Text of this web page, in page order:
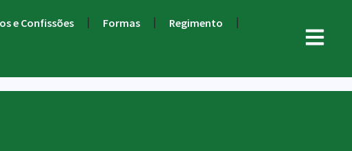
e Confissões Formas Regimento